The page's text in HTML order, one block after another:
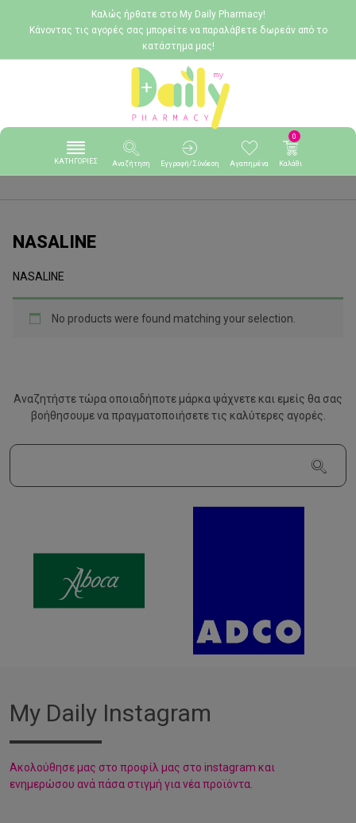
Καλώς ήρθατε στο My Daily Pharmacy!
Κάνοντας τις αγορές σας μπορείτε να παραλάβετε δωρεάν από το
κατάστημα μας!
ΚΑΤΗΓΟΡΙΕΣ Αναζήτηση Εγγραφή/Σύνδεση Αγαπημένα
0
Καλάθι
NASALINE
NASALINE
No products were found matching your selection.
Αναζητήστε τώρα οποιαδήποτε μάρκα ψάχνετε και εμείς θα σας
βοήθησουμε ναπραγματοποιήσετε τις καλύτερες αγορές.
My Daily Instagram
Aκολούθησε μας στο προφίλ μας στο instagram και
ενημερώσου ανά πάσα στιγμή για νέα προϊόντα.